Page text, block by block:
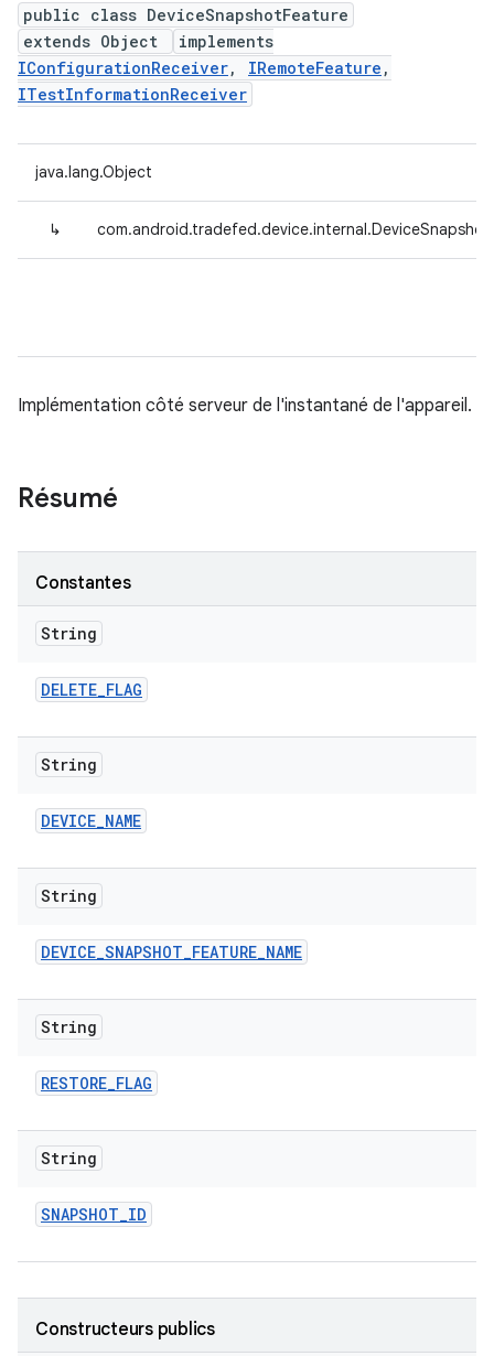
public class DeviceSnapshotFeature
extends Object
implements
IConfigurationReceiver, IRemoteFeature ,
ITestInformationReceiver
java.lang.Object
↳
Implémentation côté serveur de l'instantané de l'appareil.
Résumé
Constantes
String
DELETE_FLAG
String
DEVICE_NAME
String
DEVICE_SNAPSHOT_FEATURE_NAME
String
RESTORE_FLAG
String
SNAPSHOT_ID
Constructeurs publics